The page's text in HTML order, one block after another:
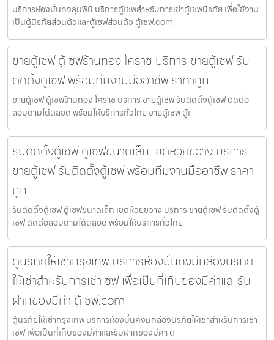
บริการห้องมั่นคงลุมพินี บริการตู้เซฟสำหรับการเช่าตู้เซฟนิรภัย เพื่อใช้งาน
เป็นตู้นิรภัยส่วนตัวและตู้เซฟส่วนตัว ตู้เซฟ.com
ขายตู้เซฟ ตู้เซฟร้านทอง โคราช บริการ ขายตู้เซฟ รับ
ติดตั้งตู้เซฟ พร้อมทีมงานมืออาชีพ ราคาถูก
ขายตู้เซฟ ตู้เซฟร้านทอง โคราช บริการ ขายตู้เซฟ รับติดตั้งตู้เซฟ ติดต่อ
สอบถามได้ตลอด พร้อมให้บริการทั่วไทย ขายตู้เซฟ ตู้เ
รับติดตั้งตู้เซฟ ตู้เซฟขนาดเล็ก เขตห้วยขวาง บริการ
ขายตู้เซฟ รับติดตั้งตู้เซฟ พร้อมทีมงานมืออาชีพ ราคา
ถูก
รับติดตั้งตู้เซฟ ตู้เซฟขนาดเล็ก เขตห้วยขวาง บริการ ขายตู้เซฟ รับติดตั้งตู้
เซฟ ติดต่อสอบถามได้ตลอด พร้อมให้บริการทั่วไทย
ตู้นิรภัยให้เช่ากรุงเทพ บริการห้องมั่นคงมีกล่องนิรภัย
ให้เช่าสำหรับการเช่าเซฟ เพื่อเป็นที่เก็บของมีค่าและรับ
ฝากของมีค่า ตู้เซฟ.com
ตู้นิรภัยให้เช่ากรุงเทพ บริการห้องมั่นคงมีกล่องนิรภัยให้เช่าสำหรับการเช่า
เซฟ เพื่อเป็นที่เก็บของมีค่าและรับฝากของมีค่า ต